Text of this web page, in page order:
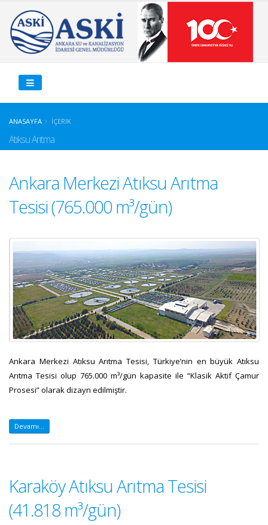
ANASAYFA İÇERIK
Atıksu Arıtma
Ankara Merkezi Atıksu Arıtma
Tesisi (765.000 m³/gün)
Ankara Merkezi Atıksu Arıtma Tesisi, Türkiye’nin en büyük Atıksu
Arıtma Tesisi olup 765.000 m³/gün kapasite ile “Klasik Aktif Çamur
Prosesi” olarak dizayn edilmiştir.
Devamı...
Karaköy Atıksu Arıtma Tesisi
(41.818 m³/gün)